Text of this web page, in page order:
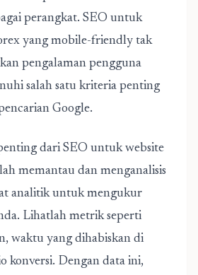
perangkat. SEO untuk
yang mobile-friendly tak
pengalaman pengguna
salah satu kriteria penting
Google.
dari SEO untuk website
memantau dan menganalisis
analitik untuk mengukur
Lihatlah metrik seperti
waktu yang dihabiskan di
konversi. Dengan data ini,